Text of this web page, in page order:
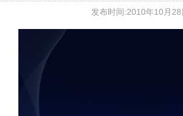
发布时间:2010年10月